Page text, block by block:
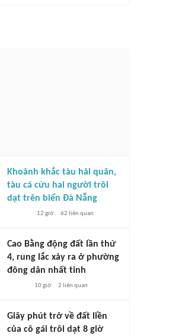
Khoảnh khắc tàu hải quân,
tàu cá cứu hai người trôi
dạt trên biển Đà Nẵng
12 giờ 62 liên quan
Cao Bằng động đất lần thứ
4, rung lắc xảy ra ở phường
đông dân nhất tỉnh
10 giờ 2 liên quan
Giây phút trở về đất liền
của cô gái trôi dạt 8 giờ